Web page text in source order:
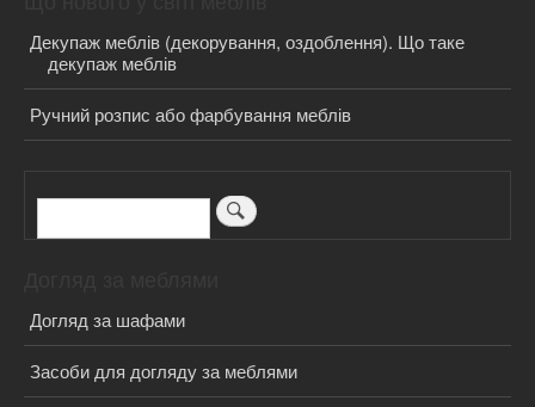
Декупаж меблів (декорування, оздоблення). Що таке
декупаж меблів
Ручний розпис або фарбування меблів
Пошук
Догляд за шафами
Засоби для догляду за меблями